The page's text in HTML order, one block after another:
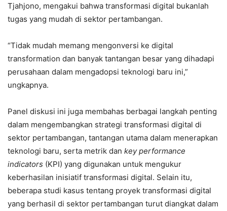
Tjahjono, mengakui bahwa transformasi digital bukanlah
tugas yang mudah di sektor pertambangan.
“Tidak mudah memang mengonversi ke digital
transformation dan banyak tantangan besar yang dihadapi
perusahaan dalam mengadopsi teknologi baru ini,”
ungkapnya.
Panel diskusi ini juga membahas berbagai langkah penting
dalam mengembangkan strategi transformasi digital di
sektor pertambangan, tantangan utama dalam menerapkan
teknologi baru, serta metrik dan key performance
indicators (KPI) yang digunakan untuk mengukur
keberhasilan inisiatif transformasi digital. Selain itu,
beberapa studi kasus tentang proyek transformasi digital
yang berhasil di sektor pertambangan turut diangkat dalam